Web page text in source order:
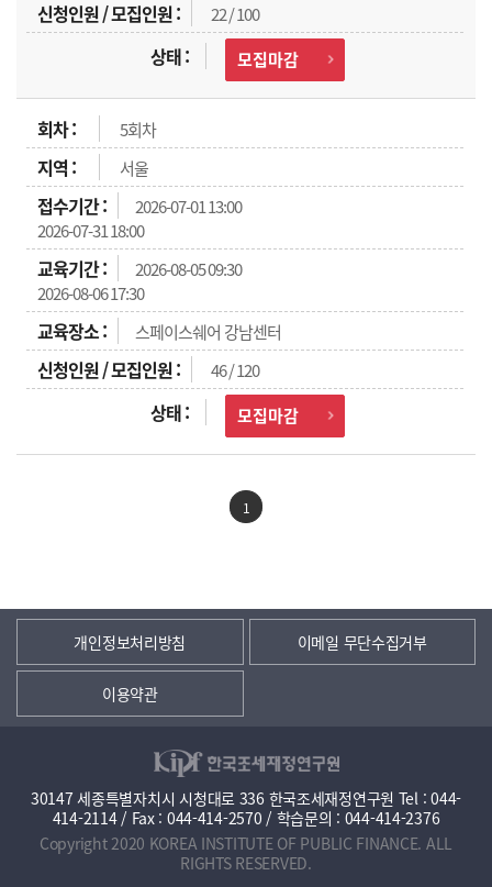
22 / 100
모집마감
5회차
서울
2026-07-01 13:00
2026-07-31 18:00
2026-08-05 09:30
2026-08-06 17:30
스페이스쉐어 강남센터
46 / 120
모집마감
1
개인정보처리방침 이메일 무단수집거부
이용약관
30147 세종특별자치시 시청대로 336 한국조세재정연구원 Tel : 044-
414-2114 / Fax : 044-414-2570 / 학습문의 : 044-414-2376
Copyright 2020 KOREA INSTITUTE OF PUBLIC FINANCE. ALL
RIGHTS RESERVED.